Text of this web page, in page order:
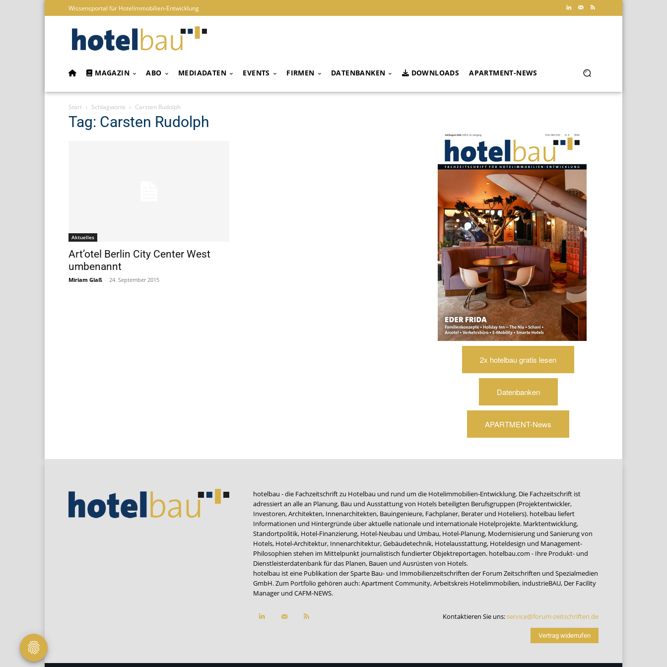
Wissensportal für Hotelimmobilien-Entwicklung
MAGAZIN ABO MEDIADATEN EVENTS FIRMEN DATENBANKEN DOWNLOADS APARTMENT-NEWS
Start Schlagworte Carsten Rudolph
Tag: Carsten Rudolph
Aktuelles
Art’otel Berlin City Center West
umbenannt
Miriam Glaß - 24. September 2015
2x hotelbau gratis lesen
Datenbanken
APARTMENT-News
hotelbau - die Fachzeitschrift zu Hotelbau und rund um die Hotelimmobilien-Entwicklung. Die Fachzeitschrift ist
adressiert an alle an Planung, Bau und Ausstattung von Hotels beteiligten Berufsgruppen (Projektentwickler,
Investoren, Architekten, Innenarchitekten, Bauingenieure, Fachplaner, Berater und Hoteliers). hotelbau liefert
Informationen und Hintergründe über aktuelle nationale und internationale Hotelprojekte. Marktentwicklung,
Standortpolitik, Hotel-Finanzierung, Hotel-Neubau und Umbau, Hotel-Planung, Modernisierung und Sanierung von
Hotels, Hotel-Architektur, Innenarchitektur, Gebäudetechnik, Hotelausstattung, Hoteldesign und Management-
Philosophien stehen im Mittelpunkt journalistisch fundierter Objektreportagen. hotelbau.com - Ihre Produkt- und
Dienstleisterdatenbank für das Planen, Bauen und Ausrüsten von Hotels.
hotelbau ist eine Publikation der Sparte Bau- und Immobilienzeitschriften der Forum Zeitschriften und Spezialmedien
GmbH. Zum Portfolio gehören auch:Apartment Community,Arbeitskreis Hotelimmobilien, industrieBAU, Der Facility
Manager und CAFM-NEWS.
Kontaktieren Sie uns:service@forum-zeitschriften.de
Vertrag widerrufen